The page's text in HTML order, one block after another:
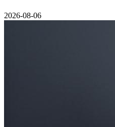
2026-08-06